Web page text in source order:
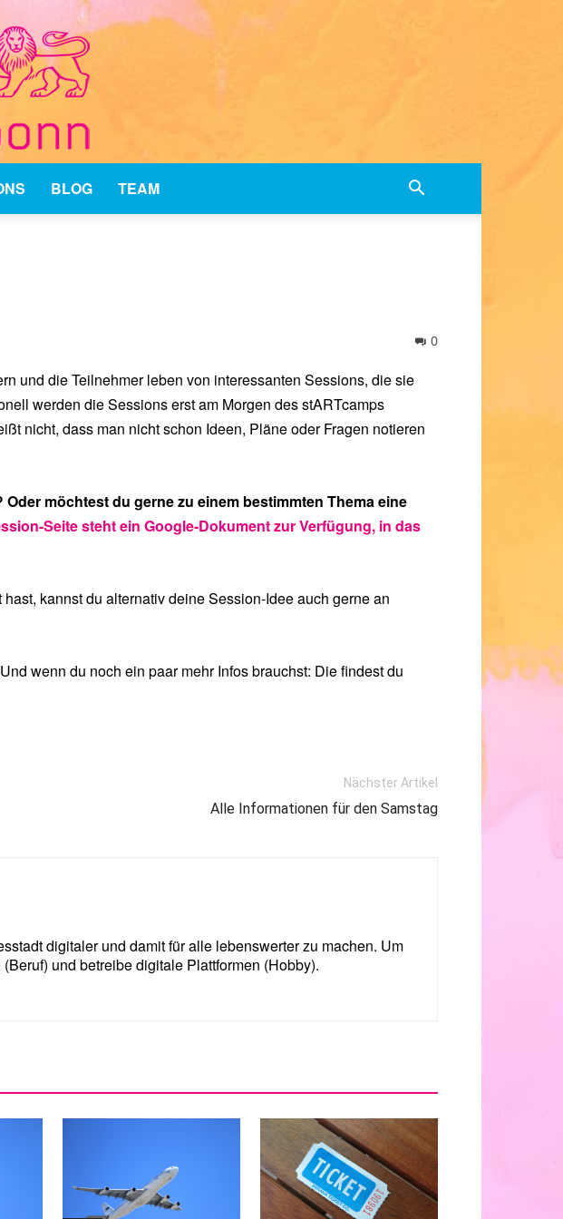
BLOG TEAM
0
und die Teilnehmer leben von interessanten Sessions, die sie
werden die Sessions erst am Morgen des stARTcamps
nicht, dass man nicht schon Ideen, Pläne oder Fragen notieren
möchtest du gerne zu einem bestimmten Thema eine
Seite steht ein Google-Dokument zur Verfügung, in das
kannst du alternativ deine Session-Idee auch gerne an
wenn du noch ein paar mehr Infos brauchst: Die findest du
Nächster Artikel
Alle Informationen für den Samstag
digitaler und damit für alle lebenswerter zu machen. Um
und betreibe digitale Plattformen (Hobby).